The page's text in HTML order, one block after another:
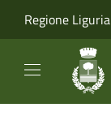
Regione Liguria